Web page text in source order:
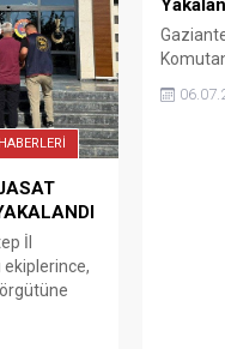
titiz bir
İl
ekiplerince,